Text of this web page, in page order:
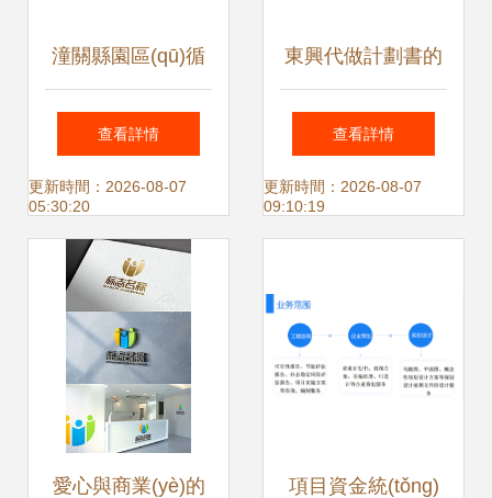
潼關縣園區(qū)循
環(huán)化改造實
施方案編制服務詳
解
查看詳情
更新時間：2026-08-07
05:30:20
東興代做計劃書的
公司策劃案例 信息
咨詢服務全流程剖
查看詳情
更新時間：2026-08-07
09:10:19
愛心與商業(yè)的 項目資金統(tǒng)